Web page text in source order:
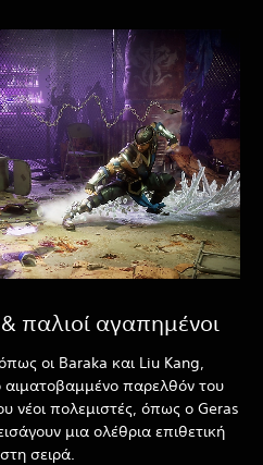
παλιοί αγαπημένοι
οι Baraka και Liu Kang,
αιματοβαμμένο παρελθόν του
νέοι πολεμιστές, όπως ο Geras
μια ολέθρια επιθετική
σειρά.